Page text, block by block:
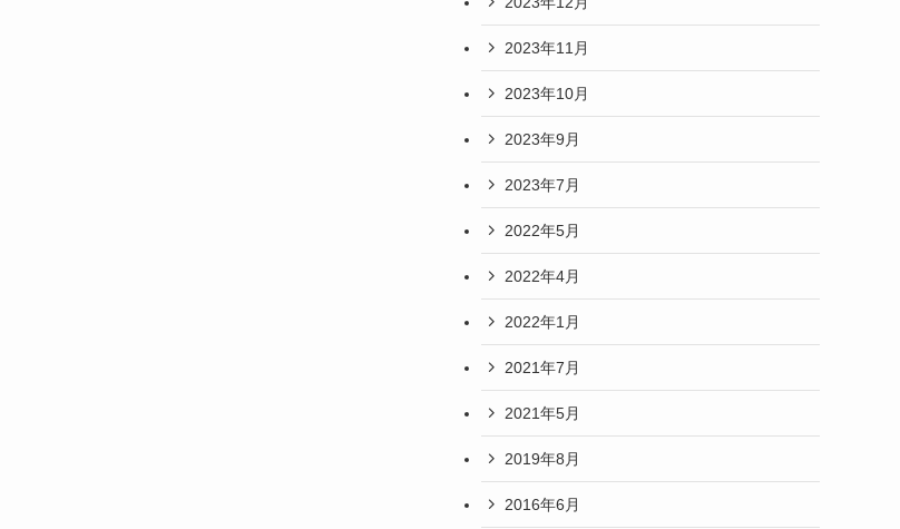
2023年11月
2023年10月
2023年9月
2023年7月
2022年5月
2022年4月
2022年1月
2021年7月
2021年5月
2019年8月
2016年6月